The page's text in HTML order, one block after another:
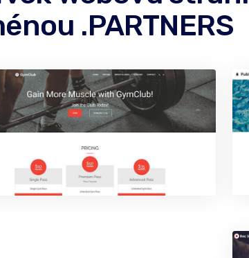
.PARTNERS